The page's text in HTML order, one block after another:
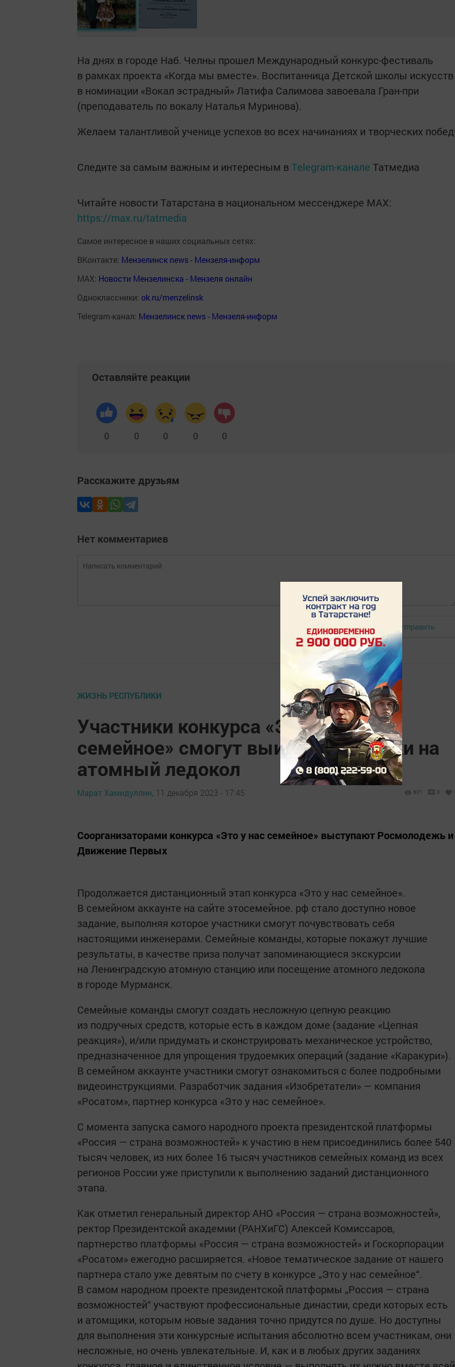
На днях в городе Наб. Челны прошел Международный конкурс-фестиваль
в рамках проекта «Когда мы вместе». Воспитанница Детской школы искусств
в номинации «Вокал эстрадный» Латифа Салимова завоевала Гран-при
(преподаватель по вокалу Наталья Муринова).
Желаем талантливой ученице успехов во всех начинаниях и творческих
Следите за самым важным и интересным в Telegram-канале Татмедиа
Читайте новости Татарстана в национальном мессенджере MАХ:
https://max.ru/tatmedia
Самое интересное в наших социальных сетях:
ВКонтакте: Мензелинск news - Мензеля-информ
MAX: Новости Мензелинска - Мензеля онлайн
Одноклассники: ok.ru/menzelinsk
Telegram-канал: Мензелинск news - Мензеля-информ
Оставляйте реакции
0 0 0 0 0
Расскажите друзьям
Нет комментариев
Авторизоваться Отправить
ЖИЗНЬ РЕСПУБЛИКИ
Участники конкурса «Это у нас
семейное» смогут выиграть поездки на
атомный ледокол
Марат Хамидуллин, 11 декабря 2023 - 17:45 631 0
Соорганизаторами конкурса «Это у нас семейное» выступают Росмолодежь и
Движение Первых
Продолжается дистанционный этап конкурса «Это у нас семейное».
В семейном аккаунте на сайте этосемейное. рф стало доступно новое
задание, выполняя которое участники смогут почувствовать себя
настоящими инженерами. Семейные команды, которые покажут лучшие
результаты, в качестве приза получат запоминающиеся экскурсии
на Ленинградскую атомную станцию или посещение атомного ледокола
в городе Мурманск.
Семейные команды смогут создать несложную цепную реакцию
из подручных средств, которые есть в каждом доме (задание «Цепная
реакция»), и/или придумать и сконструировать механическое устройство,
предназначенное для упрощения трудоемких операций (задание «Каракури»).
В семейном аккаунте участники смогут ознакомиться с более подробными
видеоинструкциями. Разработчик задания «Изобретатели» — компания
«Росатом», партнер конкурса «Это у нас семейное».
С момента запуска самого народного проекта президентской платформы
«Россия — страна возможностей» к участию в нем присоединились более 540
тысяч человек, из них более 16 тысяч участников семейных команд из всех
регионов России уже приступили к выполнению заданий дистанционного
этапа.
Как отметил генеральный директор АНО «Россия — страна возможностей»,
ректор Президентской академии (РАНХиГС) Алексей Комиссаров,
партнерство платформы «Россия — страна возможностей» и Госкорпорации
«Росатом» ежегодно расширяется. «Новое тематическое задание от нашего
партнера стало уже девятым по счету в конкурсе „Это у нас семейное“.
В самом народном проекте президентской платформы „Россия — страна
возможностей“ участвуют профессиональные династии, среди которых есть
и атомщики, которым новые задания точно придутся по душе. Но доступны
для выполнения эти конкурсные испытания абсолютно всем участникам, они
несложные, но очень увлекательные. И, как и в любых других заданиях